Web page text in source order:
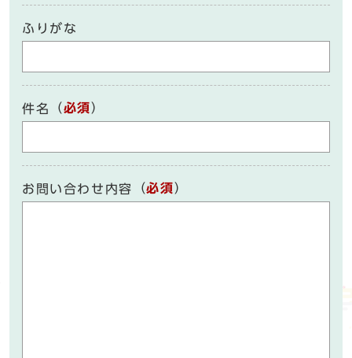
ふりがな
件名 （必須）
お問い合わせ内容 （必須）